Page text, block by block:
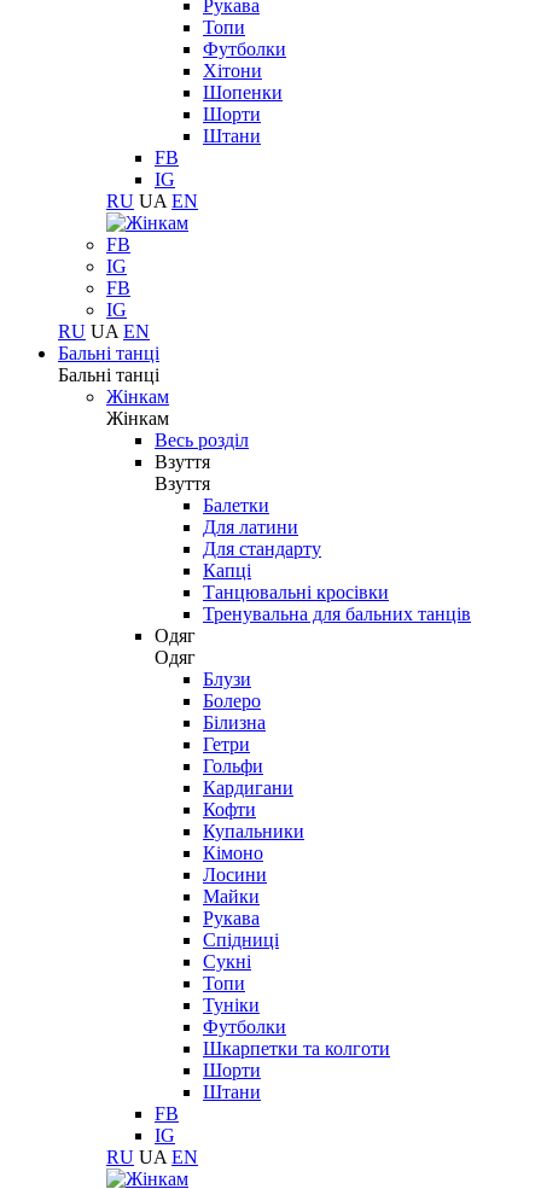
Рукава
Топи
Футболки
Хітони
Шопенки
Шорти
Штани
FB
IG
RU UA EN
FB
IG
FB
IG
RU UA EN
Бальні танці
Бальні танці
Жінкам
Жінкам
Весь розділ
Взуття
Взуття
Балетки
Для латини
Для стандарту
Капці
Танцювальні кросівки
Тренувальна для бальних танців
Одяг
Одяг
Блузи
Болеро
Білизна
Гетри
Гольфи
Кардигани
Кофти
Купальники
Кімоно
Лосини
Майки
Рукава
Спідниці
Сукні
Топи
Туніки
Футболки
Шкарпетки та колготи
Шорти
Штани
FB
IG
RU UA EN